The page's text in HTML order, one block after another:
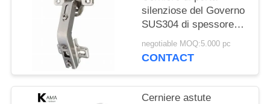
silenziose del Governo
SUS304 di spessore
3.0mm BSN
negotiable MOQ:5.000 pc
CONTACT
Cerniere astute